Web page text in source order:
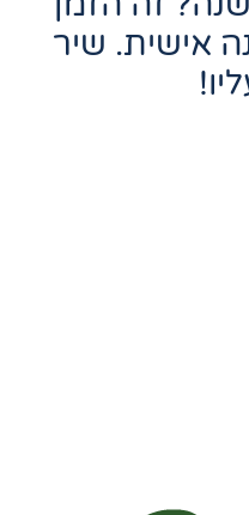
אישית. שיר